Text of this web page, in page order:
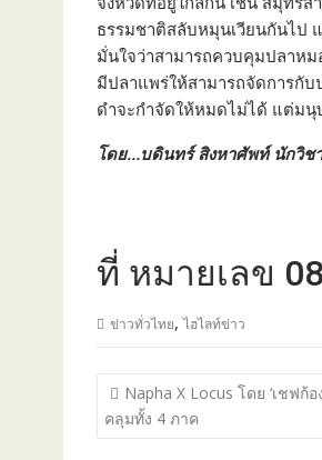
ธรรมชาติสลับหมุนเวียนกันไป
มั่นใจว่าสามารถควบคุมปลาห
มีปลาแพร่ให้สามารถจัดการกั
ดำจะกำจัดให้หมดไม่ได้ แต่ม
โดย…บดินทร์ สิงหาศัพท์ นักวิช
หมายเลข
ข่าวทั่วไทย,ไฮไลท์ข่าว
แนะแนว
เรื่อง
Napha X Locus โดย ‘เชฟก้
คลุมทั้ง 4 ภาค